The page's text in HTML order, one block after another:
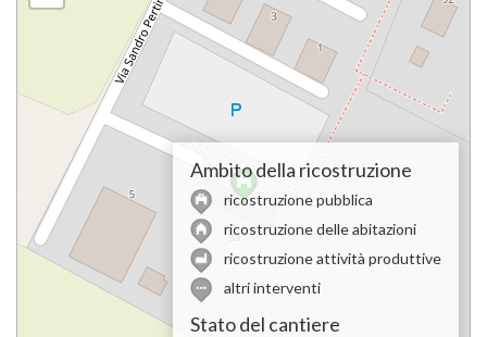
Ambito della ricostruzione
ricostruzione pubblica
ricostruzione delle abitazioni
ricostruzione attività produttive
altri interventi
Stato del cantiere